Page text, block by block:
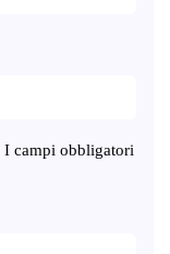
I campi obbligatori